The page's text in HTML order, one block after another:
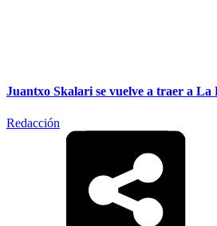
Juantxo Skalari se vuelve a traer a
Redacción